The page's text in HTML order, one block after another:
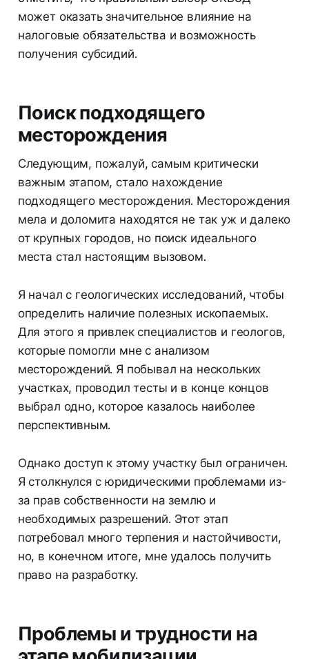
может оказать значительное влияние на
налоговые обязательства и возможность
получения субсидий.
Поиск подходящего
месторождения
Следующим, пожалуй, самым критически
важным этапом, стало нахождение
подходящего месторождения. Месторождения
мела и доломита находятся не так уж и далеко
от крупных городов, но поиск идеального
места стал настоящим вызовом.
Я начал с геологических исследований, чтобы
определить наличие полезных ископаемых.
Для этого я привлек специалистов и геологов,
которые помогли мне с анализом
месторождений. Я побывал на нескольких
участках, проводил тесты и в конце концов
выбрал одно, которое казалось наиболее
перспективным.
Однако доступ к этому участку был ограничен.
Я столкнулся с юридическими проблемами из-
за прав собственности на землю и
необходимых разрешений. Этот этап
потребовал много терпения и настойчивости,
но, в конечном итоге, мне удалось получить
право на разработку.
Проблемы и трудности на